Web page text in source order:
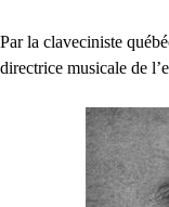
Par la claveciniste
directrice musicale de